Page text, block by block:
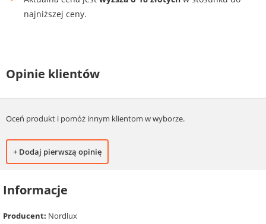
najniższej ceny.
Opinie klientów
Oceń produkt i pomóż innym klientom w wyborze.
+ Dodaj pierwszą opinię
Informacje
Producent: Nordlux